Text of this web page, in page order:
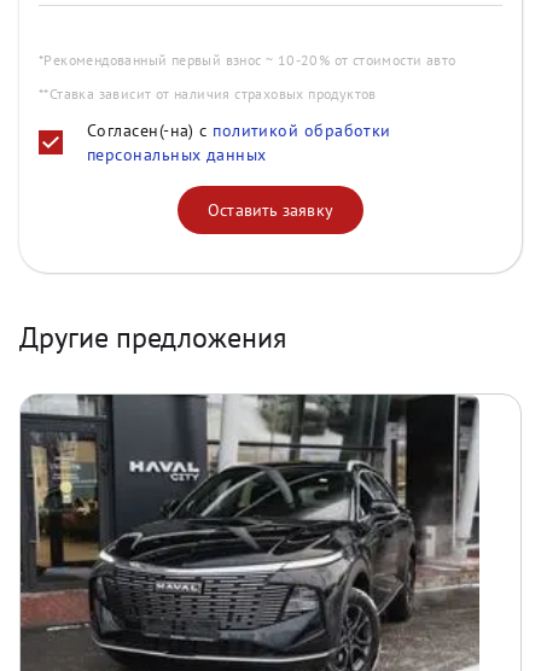
*Рекомендованный первый взнос ~ 10-20% от стоимости авто
**Ставка зависит от наличия страховых продуктов
Согласен(-на) с политикой обработки
персональных данных
Оставить заявку
Другие предложения